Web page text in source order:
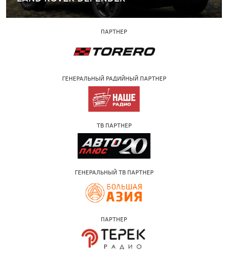
ПАРТНЕР
ГЕНЕРАЛЬНЫЙ РАДИЙНЫЙ ПАРТНЕР
ТВ ПАРТНЕР
ГЕНЕРАЛЬНЫЙ ТВ ПАРТНЕР
ПАРТНЕР